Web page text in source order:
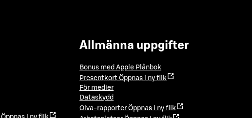
Allmänna uppgifter
Bonus med Apple Plånbok
Presentkort Öppnas i ny flik
För medier
Dataskydd
Oiva-rapporter Öppnas i ny flik